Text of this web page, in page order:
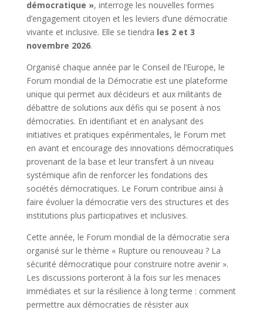
démocratique », interroge les nouvelles formes
d’engagement citoyen et les leviers d’une démocratie
vivante et inclusive. Elle se tiendra les 2 et 3
novembre 2026.
Organisé chaque année par le Conseil de l’Europe, le
Forum mondial de la Démocratie est une plateforme
unique qui permet aux décideurs et aux militants de
débattre de solutions aux défis qui se posent à nos
démocraties. En identifiant et en analysant des
initiatives et pratiques expérimentales, le Forum met
en avant et encourage des innovations démocratiques
provenant de la base et leur transfert à un niveau
systémique afin de renforcer les fondations des
sociétés démocratiques. Le Forum contribue ainsi à
faire évoluer la démocratie vers des structures et des
institutions plus participatives et inclusives.
Cette année, le Forum mondial de la démocratie sera
organisé sur le thème « Rupture ou renouveau ? La
sécurité démocratique pour construire notre avenir ».
Les discussions porteront à la fois sur les menaces
immédiates et sur la résilience à long terme : comment
permettre aux démocraties de résister aux